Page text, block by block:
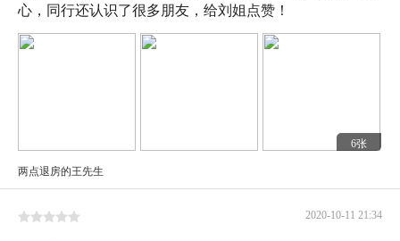
心，同行还认识了很多朋友，给刘姐点赞！
6张
两点退房的王先生
2020-10-11 21:34